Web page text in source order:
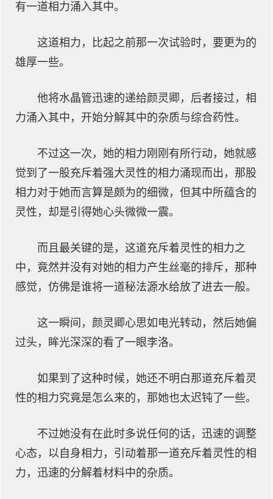
有一道相力涌入其中。
这道相力，比起之前那一次试验时，要更为的
雄厚一些。
他将水晶管迅速的递给颜灵卿，后者接过，相
力涌入其中，开始分解其中的杂质与综合药性。
不过这一次，她的相力刚刚有所行动，她就感
觉到了一股充斥着强大灵性的相力涌现而出，那股
相力对于她而言算是颇为的细微，但其中所蕴含的
灵性，却是引得她心头微微一震。
而且最关键的是，这道充斥着灵性的相力之
中，竟然并没有对她的相力产生丝毫的排斥，那种
感觉，仿佛是谁将一道秘法源水给放了进去一般。
这一瞬间，颜灵卿心思如电光转动，然后她偏
过头，眸光深深的看了一眼李洛。
如果到了这种时候，她还不明白那道充斥着灵
性的相力究竟是怎么来的，那她也太迟钝了一些。
不过她没有在此时多说任何的话，迅速的调整
心态，以自身相力，引动着那一道充斥着灵性的相
力，迅速的分解着材料中的杂质。